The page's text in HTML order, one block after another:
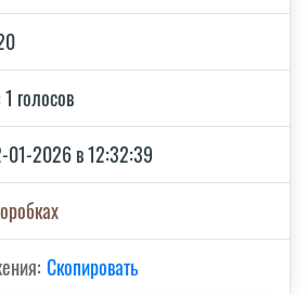
голосов
01-2026 в 12:32:39
Скопировать